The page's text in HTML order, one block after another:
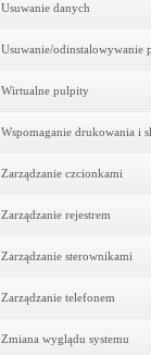
Usuwanie danych
Usuwanie/odinstalowywanie
Wirtualne pulpity
Wspomaganie drukowania i
Zarządzanie czcionkami
Zarządzanie rejestrem
Zarządzanie sterownikami
Zarządzanie telefonem
Zmiana wyglądu systemu